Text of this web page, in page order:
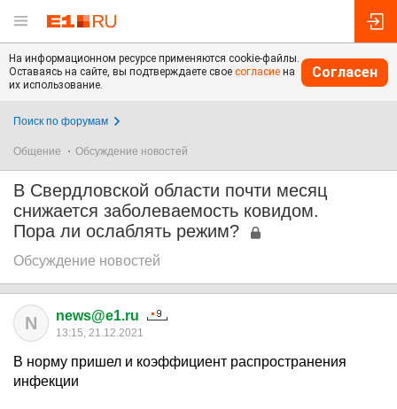
На информационном ресурсе применяются cookie-файлы.
Оставаясь на сайте, вы подтверждаете свое согласие на
их использование.
Согласен
Поиск по форумам
Общение Обсуждение новостей
В Свердловской области почти месяц
снижается заболеваемость ковидом.
Пора ли ослаблять режим?
Обсуждение новостей
N news@e1.ru
13:15, 21.12.2021
В норму пришел и коэффициент распространения
инфекции